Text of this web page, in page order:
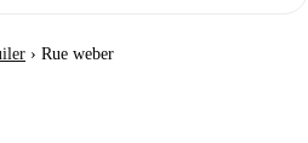
› Rue weber